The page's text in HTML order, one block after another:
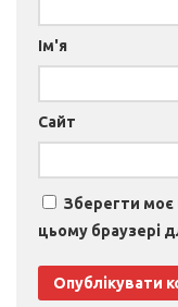
Ім'я
Сайт
Зберегти моє
цьому браузері